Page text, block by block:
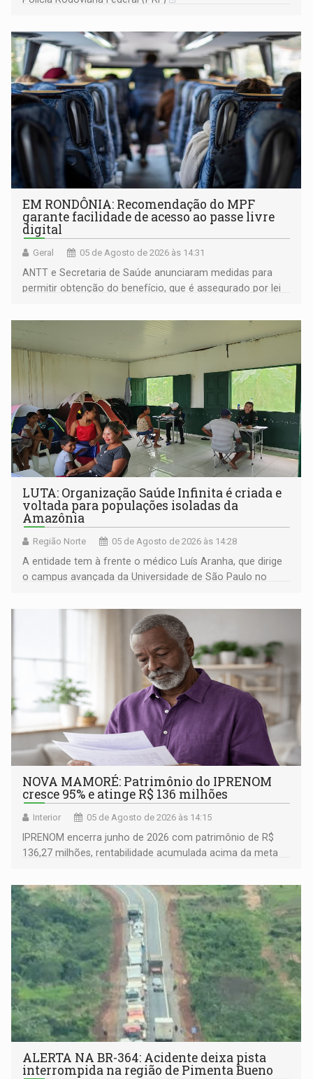
EM RONDÔNIA: Recomendação do MPF
garante facilidade de acesso ao passe livre
digital
Geral 05 de Agosto de 2026 às 14:31
ANTT e Secretaria de Saúde anunciaram medidas para
permitir obtenção do benefício, que é assegurado por lei
LUTA: Organização Saúde Infinita é criada e
voltada para populações isoladas da
Amazônia
Região Norte 05 de Agosto de 2026 às 14:28
A entidade tem à frente o médico Luís Aranha, que dirige
o campus avançada da Universidade de São Paulo no
NOVA MAMORÉ: Patrimônio do IPRENOM
cresce 95% e atinge R$ 136 milhões
Interior 05 de Agosto de 2026 às 14:15
IPRENOM encerra junho de 2026 com patrimônio de R$
136,27 milhões, rentabilidade acumulada acima da meta
ALERTA NA BR-364: Acidente deixa pista
interrompida na região de Pimenta Bueno